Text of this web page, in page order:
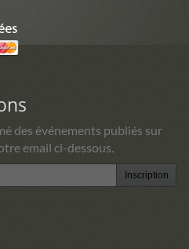
des événements publiés sur
email ci-dessous.
Inscription